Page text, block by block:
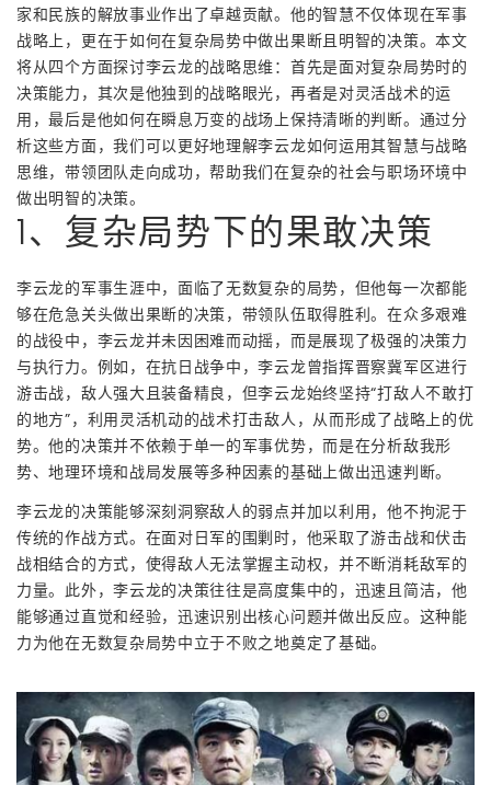
家和民族的解放事业作出了卓越贡献。他的智慧不仅体现在军事
战略上，更在于如何在复杂局势中做出果断且明智的决策。本文
将从四个方面探讨李云龙的战略思维：首先是面对复杂局势时的
决策能力，其次是他独到的战略眼光，再者是对灵活战术的运
用，最后是他如何在瞬息万变的战场上保持清晰的判断。通过分
析这些方面，我们可以更好地理解李云龙如何运用其智慧与战略
思维，带领团队走向成功，帮助我们在复杂的社会与职场环境中
做出明智的决策。
1、复杂局势下的果敢决策
李云龙的军事生涯中，面临了无数复杂的局势，但他每一次都能
够在危急关头做出果断的决策，带领队伍取得胜利。在众多艰难
的战役中，李云龙并未因困难而动摇，而是展现了极强的决策力
与执行力。例如，在抗日战争中，李云龙曾指挥晋察冀军区进行
游击战，敌人强大且装备精良，但李云龙始终坚持“打敌人不敢打
的地方”，利用灵活机动的战术打击敌人，从而形成了战略上的优
势。他的决策并不依赖于单一的军事优势，而是在分析敌我形
势、地理环境和战局发展等多种因素的基础上做出迅速判断。
李云龙的决策能够深刻洞察敌人的弱点并加以利用，他不拘泥于
传统的作战方式。在面对日军的围剿时，他采取了游击战和伏击
战相结合的方式，使得敌人无法掌握主动权，并不断消耗敌军的
力量。此外，李云龙的决策往往是高度集中的，迅速且简洁，他
能够通过直觉和经验，迅速识别出核心问题并做出反应。这种能
力为他在无数复杂局势中立于不败之地奠定了基础。